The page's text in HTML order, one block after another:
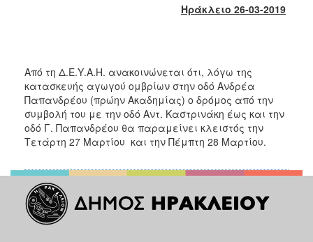
2012
2011
2010
2006
ΔΗΜΟΤΗΣ
Ηράκλειο 26-03-2019
Από τη Δ.Ε.Υ.Α.Η. ανακοινώνεται ότι, λόγω της
κατασκευής αγωγού ομβρίων στην οδό Ανδρέα
Παπανδρέου (πρώην Ακαδημίας) ο δρόμος από την
συμβολή του με την οδό Αντ. Καστρινάκη έως και την
οδό Γ. Παπανδρέου θα παραμείνει κλειστός την
Τετάρτη 27 Μαρτίου και την Πέμπτη 28 Μαρτίου.